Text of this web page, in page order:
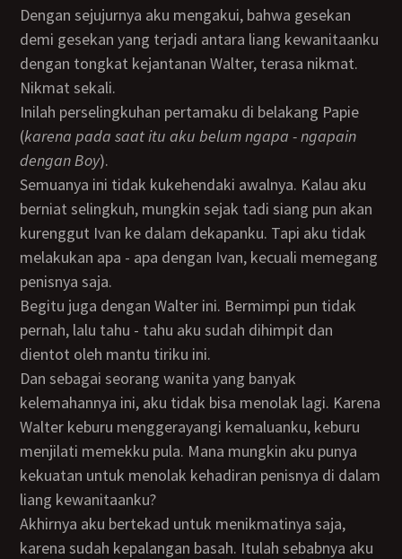
Dengan sejujurnya aku mengakui, bahwa gesekan
demi gesekan yang terjadi antara liang kewanitaanku
dengan tongkat kejantanan Walter, terasa nikmat.
Nikmat sekali.
Inilah perselingkuhan pertamaku di belakang Papie
(karena pada saat itu aku belum ngapa - ngapain
dengan Boy).
Semuanya ini tidak kukehendaki awalnya. Kalau aku
berniat selingkuh, mungkin sejak tadi siang pun akan
kurenggut Ivan ke dalam dekapanku. Tapi aku tidak
melakukan apa - apa dengan Ivan, kecuali memegang
penisnya saja.
Begitu juga dengan Walter ini. Bermimpi pun tidak
pernah, lalu tahu - tahu aku sudah dihimpit dan
dientot oleh mantu tiriku ini.
Dan sebagai seorang wanita yang banyak
kelemahannya ini, aku tidak bisa menolak lagi. Karena
Walter keburu menggerayangi kemaluanku, keburu
menjilati memekku pula. Mana mungkin aku punya
kekuatan untuk menolak kehadiran penisnya di dalam
liang kewanitaanku?
Akhirnya aku bertekad untuk menikmatinya saja,
karena sudah kepalangan basah. Itulah sebabnya aku